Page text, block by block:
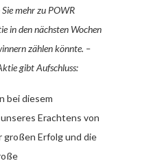
Sie mehr zu POWR
in den nächsten Wochen
zählen könnte. –
gibt Aufschluss:
bei diesem
Erachtens von
großen Erfolg und die